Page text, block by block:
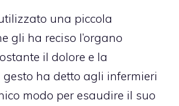
una piccola
gli ha reciso l’organo
il dolore e la
gesto ha detto agli infermieri
modo per esaudire il suo